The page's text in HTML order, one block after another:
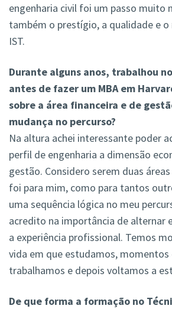
engenharia civil foi um passo muito
também o prestígio, a qualidade e
IST.
Durante alguns anos, trabalhou
antes de fazer um MBA em
sobre a área financeira e de
mudança no percurso?
Na altura achei interessante poder
perfil de engenharia a dimensão
gestão. Considero serem duas
foi para mim, como para tantos
uma sequência lógica no meu
acredito na importância de alternar
a experiência profissional. Temos
vida em que estudamos, momentos
trabalhamos e depois voltamos a
De que forma a formação no